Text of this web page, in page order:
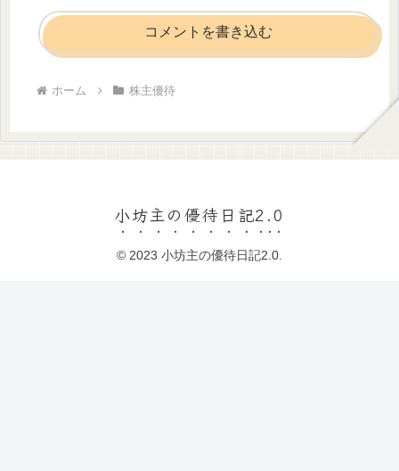
コメントを書き込む
ホーム 株主優待
小坊主の優待日記2.0
© 2023 小坊主の優待日記2.0.